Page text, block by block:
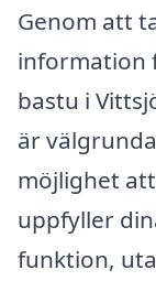
Genom att
information
bastu i
är
möjlighet
uppfyller
funktion,